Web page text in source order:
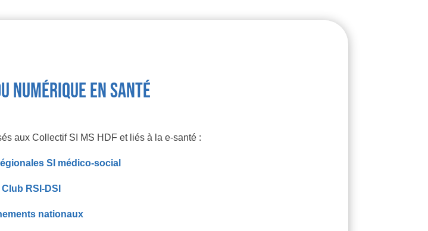
numérique en santé
aux Collectif SI MS HDF et liés à la e-santé :
SI médico-social
Club RSI-DSI
nationaux